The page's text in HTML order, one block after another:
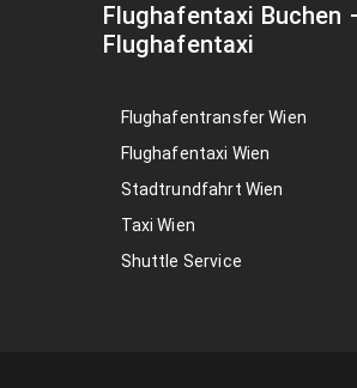
Flughafentaxi Buchen
Flughafentaxi
Flughafentransfer Wien
Flughafentaxi Wien
Stadtrundfahrt Wien
Taxi Wien
Shuttle Service